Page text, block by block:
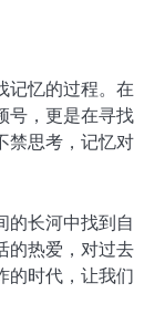
记忆的过程。在
号，更是在寻找
禁思考，记忆对
的长河中找到自
的热爱，对过去
的时代，让我们